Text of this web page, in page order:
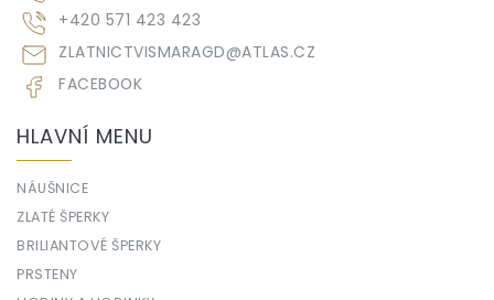
ZLATNICTVISMARAGD@ATLAS.CZ
+420 571 423 423
FACEBOOK
HLAVNÍ MENU
NÁUŠNICE
ZLATÉ ŠPERKY
BRILIANTOVÉ ŠPERKY
PRSTENY